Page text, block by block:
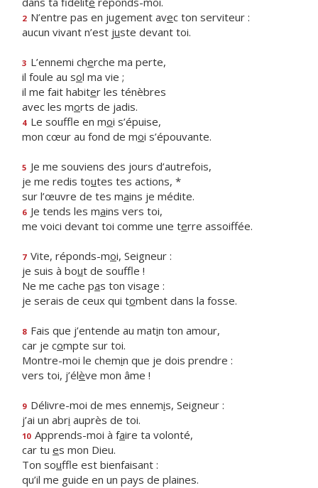
2 N’entre pas en jugement avec ton serviteur :
aucun vivant n’est juste devant toi.
3 L’ennemi cherche ma perte,
il foule au sol ma vie ;
il me fait habiter les ténèbres
avec les morts de jadis.
4 Le souffle en moi s’épuise,
mon cœur au fond de moi s’épouvante.
5 Je me souviens des jours d’autrefois,
je me redis toutes tes actions, *
sur l’œuvre de tes mains je médite.
6 Je tends les mains vers toi,
me voici devant toi comme une terre assoiffée.
7 Vite, réponds-moi, Seigneur :
je suis à bout de souffle !
Ne me cache pas ton visage :
je serais de ceux qui tombent dans la fosse.
8 Fais que j’entende au matin ton amour,
car je compte sur toi.
Montre-moi le chemin que je dois prendre :
vers toi, j’élève mon âme !
9 Délivre-moi de mes ennemis, Seigneur :
j’ai un abri auprès de toi.
10 Apprends-moi à faire ta volonté,
car tu es mon Dieu.
Ton souffle est bienfaisant :
qu’il me guide en un pays de plaines.